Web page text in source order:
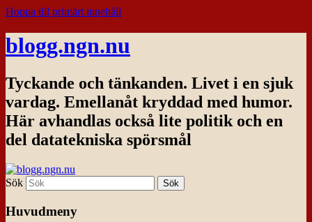
Hoppa till primärt innehåll
blogg.ngn.nu
Tyckande och tänkanden. Livet i en sjuk
vardag. Emellanåt kryddad med humor.
Här avhandlas också lite politik och en
del datatekniska spörsmål
Sök
Huvudmeny